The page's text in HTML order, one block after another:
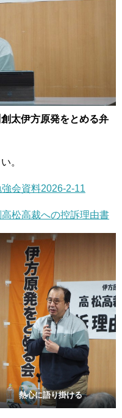
太伊方原発をとめる弁
。
会資料2026-2-11
松高裁への控訴理由書
熱心に語り掛ける